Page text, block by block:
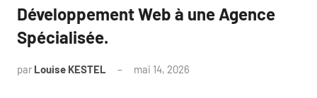
Développement Web à une Agence
Spécialisée.
par Louise KESTEL mai 14, 2026